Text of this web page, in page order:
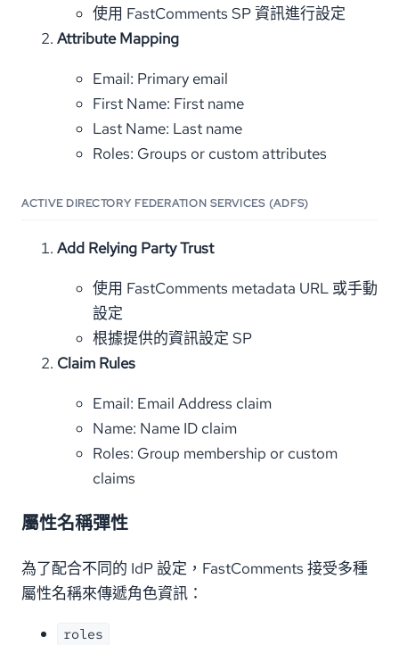
使用 FastComments SP 資訊進行設定
Attribute Mapping
Email: Primary email
First Name: First name
Last Name: Last name
Roles: Groups or custom attributes
ACTIVE DIRECTORY FEDERATION SERVICES (ADFS)
Add Relying Party Trust
使用 FastComments metadata URL 或手動
設定
根據提供的資訊設定 SP
Claim Rules
Email: Email Address claim
Name: Name ID claim
Roles: Group membership or custom
claims
屬性名稱彈性
為了配合不同的 IdP 設定，FastComments 接受多種
屬性名稱來傳遞角色資訊：
roles